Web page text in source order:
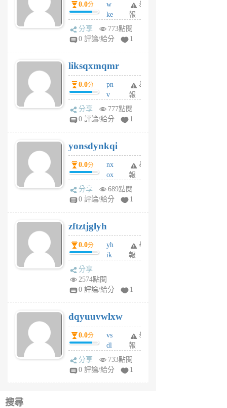
月
前
0.0分
w
ke
rv
pj
6
個
月
前
舉
報
分享
773點閱
0 評論/給分
1
liksqxmqmr
0.0分
pn
v
wt
sv
6
個
月
前
舉
報
分享
777點閱
0 評論/給分
1
yonsdynkqi
0.0分
nx
ox
rh
pe
月
前
舉
報
分享
689點閱
0 評論/給分
1
zftztjglyh
0.0分
yh
ik
tu
6
個
月
前
舉
報
分享
2574點閱
0 評論/給分
1
dqyuuvwlxw
0.0分
vs
dl
sq
fy
舉
報
分享
733點閱
0 評論/給分
1
搜尋